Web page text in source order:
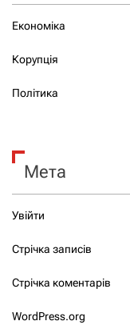
Економіка
Корупція
Політика
Мета
Увійти
Стрічка записів
Стрічка коментарів
WordPress.org